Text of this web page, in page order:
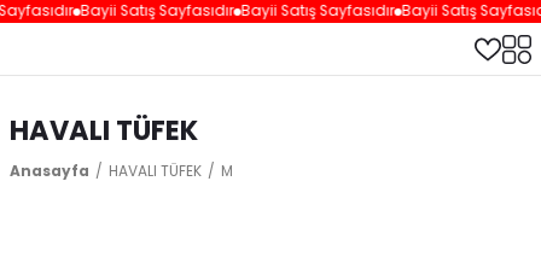
Bayii Satış Sayfasıdır Bayii Satış Sayfasıdır Bayii Satış
HAVALI TÜFEK
Anasayfa HAVALI TÜFEK M